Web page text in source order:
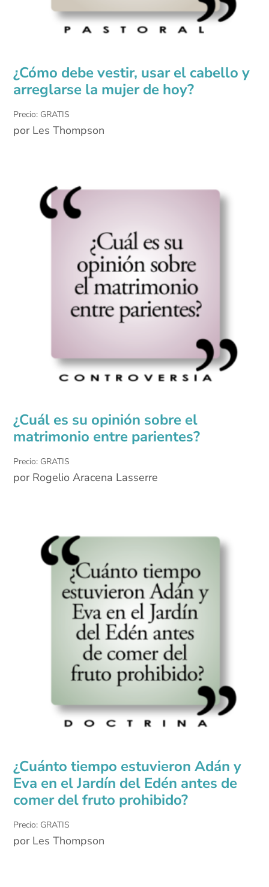
¿Cómo debe vestir, usar el cabello y
arreglarse la mujer de hoy?
Precio: GRATIS
por Les Thompson
¿Cuál es su opinión sobre el
matrimonio entre parientes?
Precio: GRATIS
por Rogelio Aracena Lasserre
¿Cuánto tiempo estuvieron Adán y
Eva en el Jardín del Edén antes de
comer del fruto prohibido?
Precio: GRATIS
por Les Thompson